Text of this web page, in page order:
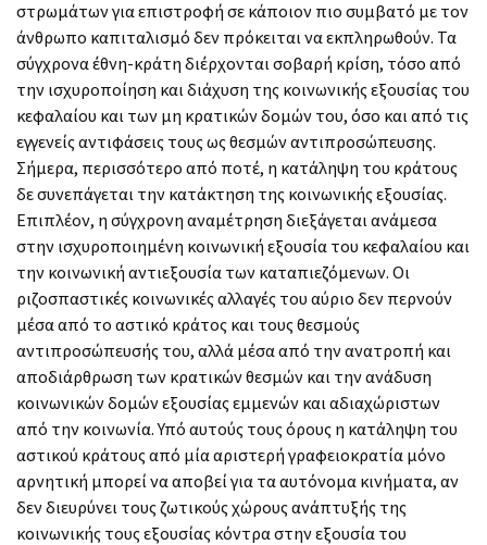
στρωμάτων για επιστροφή σε κάποιον πιο συμβατό με τον
άνθρωπο καπιταλισμό δεν πρόκειται να εκπληρωθούν. Τα
σύγχρονα έθνη-κράτη διέρχονται σοβαρή κρίση, τόσο από
την ισχυροποίηση και διάχυση της κοινωνικής εξουσίας του
κεφαλαίου και των μη κρατικών δομών του, όσο και από τις
εγγενείς αντιφάσεις τους ως θεσμών αντιπροσώπευσης.
Σήμερα, περισσότερο από ποτέ, η κατάληψη του κράτους
δε συνεπάγεται την κατάκτηση της κοινωνικής εξουσίας.
Επιπλέον, η σύγχρονη αναμέτρηση διεξάγεται ανάμεσα
στην ισχυροποιημένη κοινωνική εξουσία του κεφαλαίου και
την κοινωνική αντιεξουσία των καταπιεζόμενων. Οι
ριζοσπαστικές κοινωνικές αλλαγές του αύριο δεν περνούν
μέσα από το αστικό κράτος και τους θεσμούς
αντιπροσώπευσής του, αλλά μέσα από την ανατροπή και
αποδιάρθρωση των κρατικών θεσμών και την ανάδυση
κοινωνικών δομών εξουσίας εμμενών και αδιαχώριστων
από την κοινωνία. Υπό αυτούς τους όρους η κατάληψη του
αστικού κράτους από μία αριστερή γραφειοκρατία μόνο
αρνητική μπορεί να αποβεί για τα αυτόνομα κινήματα, αν
δεν διευρύνει τους ζωτικούς χώρους ανάπτυξής της
κοινωνικής τους εξουσίας κόντρα στην εξουσία του